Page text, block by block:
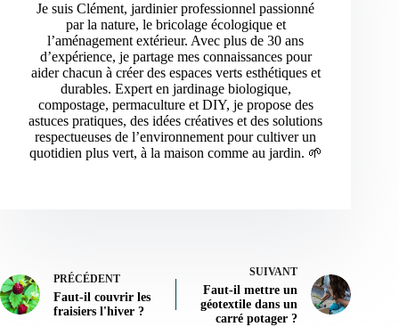
Je suis Clément, jardinier professionnel passionné
par la nature, le bricolage écologique et
l’aménagement extérieur. Avec plus de 30 ans
d’expérience, je partage mes connaissances pour
aider chacun à créer des espaces verts esthétiques et
durables. Expert en jardinage biologique,
compostage, permaculture et DIY, je propose des
astuces pratiques, des idées créatives et des solutions
respectueuses de l’environnement pour cultiver un
quotidien plus vert, à la maison comme au jardin. 🌱
PRÉCÉDENT
Faut-il couvrir les
fraisiers l'hiver ?
SUIVANT
Faut-il mettre un
géotextile dans un
carré potager ?